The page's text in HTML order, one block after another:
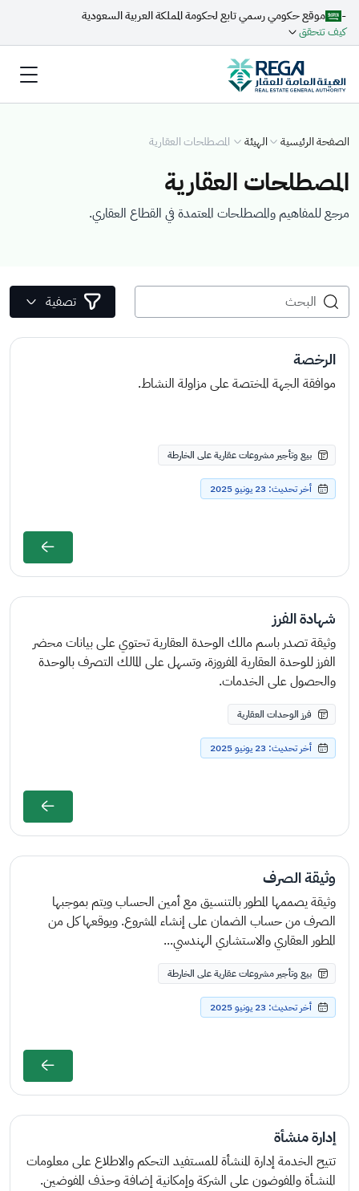
-
موقع حكومي رسمي تابع لحكومة المملكة العربية السعودية
كيف تتحقق
الصفحة الرئيسية الهيئة المصطلحات العقارية
المصطلحات العقارية
مرجع للمفاهيم والمصطلحات المعتمدة في القطاع العقاري.
تصفية
الرخصة
موافقة الجهة المختصة على مزاولة النشاط.
بيع وتأجير مشروعات عقارية على الخارطة
أخر تحديث: 23 يونيو 2025
شهادة الفرز
وثيقة تصدر باسم مالك الوحدة العقارية تحتوي على بيانات محضر
الفرز للوحدة العقارية المفروزة، وتسهل على المالك التصرف بالوحدة
والحصول على الخدمات.
فرز الوحدات العقارية
أخر تحديث: 23 يونيو 2025
وثيقة الصرف
وثيقة يصممها المطور بالتنسيق مع أمين الحساب ويتم بموجبها
الصرف من حساب الضمان على إنشاء المشروع. ويوقعها كل من
المطور العقاري والاستشاري الهندسي...
بيع وتأجير مشروعات عقارية على الخارطة
أخر تحديث: 23 يونيو 2025
إدارة منشأة
تتيح الخدمة إدارة المنشأة للمستفيد التحكم والاطلاع على معلومات
المنشـأة والمفوضون على الشركة وإمكانية إضافة وحذف المفوضين.